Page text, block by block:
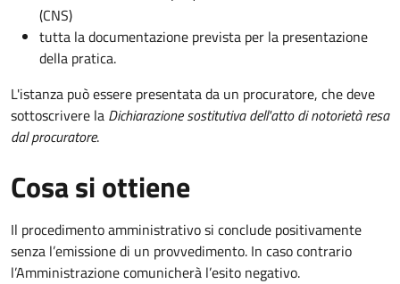
(CNS)
tutta la documentazione prevista per la presentazione
della pratica.
L'istanza può essere presentata da un procuratore, che deve
sottoscrivere la Dichiarazione sostitutiva dell'atto di notorietà resa
dal procuratore.
Cosa si ottiene
Il procedimento amministrativo si conclude positivamente
senza l’emissione di un provvedimento. In caso contrario
l’Amministrazione comunicherà l’esito negativo.